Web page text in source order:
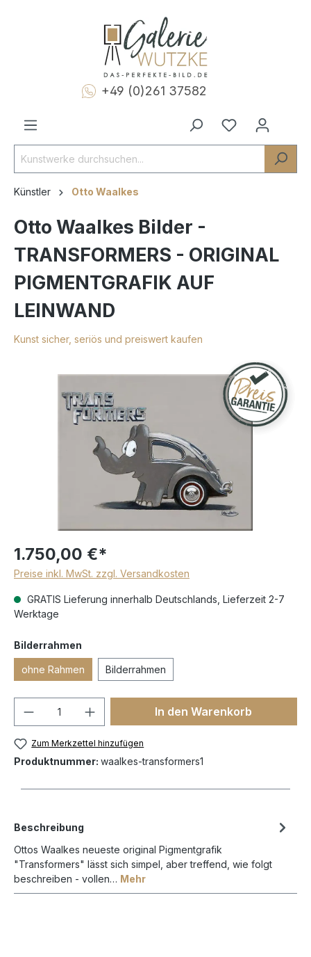
+49 (0)261 37582
Künstler Otto Waalkes
Otto Waalkes Bilder -
TRANSFORMERS - ORIGINAL
PIGMENTGRAFIK AUF
LEINWAND
Kunst sicher, seriös und preiswert kaufen
1.750,00 €*
Preise inkl. MwSt. zzgl. Versandkosten
GRATIS Lieferung innerhalb Deutschlands, Lieferzeit 2-7
Werktage
Bilderrahmen
ohne Rahmen Bilderrahmen
In den Warenkorb
Zum Merkzettel hinzufügen
Produktnummer: waalkes-transformers1
Beschreibung
Ottos Waalkes neueste original Pigmentgrafik
"Transformers" lässt sich simpel, aber treffend, wie folgt
beschreiben - vollen… Mehr